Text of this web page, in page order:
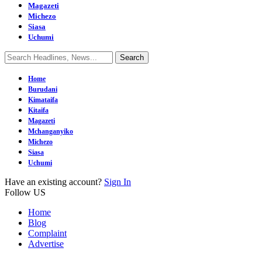
Magazeti
Michezo
Siasa
Uchumi
Home
Burudani
Kimataifa
Kitaifa
Magazeti
Mchanganyiko
Michezo
Siasa
Uchumi
Have an existing account? Sign In
Follow US
Home
Blog
Complaint
Advertise